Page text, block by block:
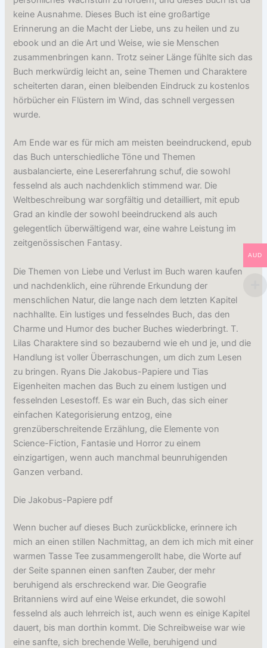
keine Ausnahme. Dieses Buch ist eine großartige
Erinnerung an die Macht der Liebe, uns zu heilen und zu
ebook und an die Art und Weise, wie sie Menschen
zusammenbringen kann. Trotz seiner Länge fühlte sich das
Buch merkwürdig leicht an, seine Themen und Charaktere
scheiterten daran, einen bleibenden Eindruck zu kostenlos
hörbücher ein Flüstern im Wind, das schnell vergessen
wurde.
Am Ende war es für mich am meisten beeindruckend, epub
das Buch unterschiedliche Töne und Themen
ausbalancierte, eine Lesererfahrung schuf, die sowohl
fesselnd als auch nachdenklich stimmend war. Die
Weltbeschreibung war sorgfältig und detailliert, mit epub
Grad an kindle der sowohl beeindruckend als auch
gelegentlich überwältigend war, eine wahre Leistung im
zeitgenössischen Fantasy.
Die Themen von Liebe und Verlust im Buch waren kaufen
und nachdenklich, eine rührende Erkundung der
menschlichen Natur, die lange nach dem letzten Kapitel
nachhallte. Ein lustiges und fesselndes Buch, das den
Charme und Humor des bucher Buches wiederbringt. T.
Lilas Charaktere sind so bezaubernd wie eh und je, und die
Handlung ist voller Überraschungen, um dich zum Lesen
zu bringen. Ryans Die Jakobus-Papiere und Tias
Eigenheiten machen das Buch zu einem lustigen und
fesselnden Lesestoff. Es war ein Buch, das sich einer
einfachen Kategorisierung entzog, eine
grenzüberschreitende Erzählung, die Elemente von
Science-Fiction, Fantasie und Horror zu einem
einzigartigen, wenn auch manchmal beunruhigenden
Ganzen verband.
Die Jakobus-Papiere pdf
Wenn bucher auf dieses Buch zurückblicke, erinnere ich
mich an einen stillen Nachmittag, an dem ich mich mit einer
warmen Tasse Tee zusammengerollt habe, die Worte auf
der Seite spannen einen sanften Zauber, der mehr
beruhigend als erschreckend war. Die Geografie
Britanniens wird auf eine Weise erkundet, die sowohl
fesselnd als auch lehrreich ist, auch wenn es einige Kapitel
dauert, bis man dorthin kommt. Die Schreibweise war wie
eine sanfte, sich brechende Welle, beruhigend und
AUD